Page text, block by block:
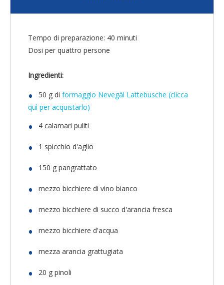
Tempo di preparazione: 40 minuti
Dosi per quattro persone
Ingredienti:
50 g di formaggio Nevegàl Lattebusche (clicca
quì per acquistarlo)
4 calamari puliti
1 spicchio d'aglio
150 g pangrattato
mezzo bicchiere di vino bianco
mezzo bicchiere di succo d'arancia fresca
mezzo bicchiere d'acqua
mezza arancia grattugiata
20 g pinoli